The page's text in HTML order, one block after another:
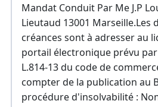
Mandat Conduit Par Me J.P
Lieutaud 13001 Marseille.Les
créances sont à adresser au
portail électronique prévu
L.814-13 du code de
compter de la publication au
procédure d'insolvabilité :